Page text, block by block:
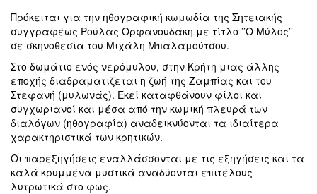
ΑΝΘΕΚΤΙΚΗ
ΠΟΛΗ
Πρόκειται για την ηθογραφική κωμωδία της Σητειακής
συγγραφέως Ρούλας Ορφανουδάκη με τίτλο ’’Ο Μύλος’’
σε σκηνοθεσία του Μιχάλη Μπαλαμούτσου.
Στο δωμάτιο ενός νερόμυλου, στην Κρήτη μιας άλλης
εποχής διαδραματιζεται η ζωή της Ζαμπίας και του
Στεφανή (μυλωνάς). Εκεί καταφθάνουν φίλοι και
συγχωριανοί και μέσα από την κωμική πλευρά των
διαλόγων (ηθογραφία) αναδεικνύονται τα ιδιαίτερα
χαρακτηριστικά των κρητικών.
Οι παρεξηγήσεις εναλλάσσονται με τις εξηγήσεις και τα
καλά κρυμμένα μυστικά αναδύονται επιτέλους
λυτρωτικά στο φως.